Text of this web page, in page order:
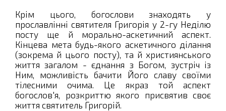
Крім цього, богослови знаходять у
прославлінні святителя Григорія у 2-гу Неділю
посту ще й морально-аскетичний аспект.
Кінцева мета будь-якого аскетичного ділання
(зокрема й цього посту), та й християнського
життя загалом - єднання з Богом, зустріч із
Ним, можливість бачити Його славу своїми
тілесними очима. Це якраз той аспект
богослов'я, розкриттю якого присвятив своє
життя святитель Григорій.